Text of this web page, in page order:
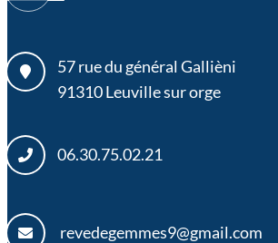
57 rue du général Gallièni
91310Leuville sur orge
06.30.75.02.21
revedegemmes9@gmail.com